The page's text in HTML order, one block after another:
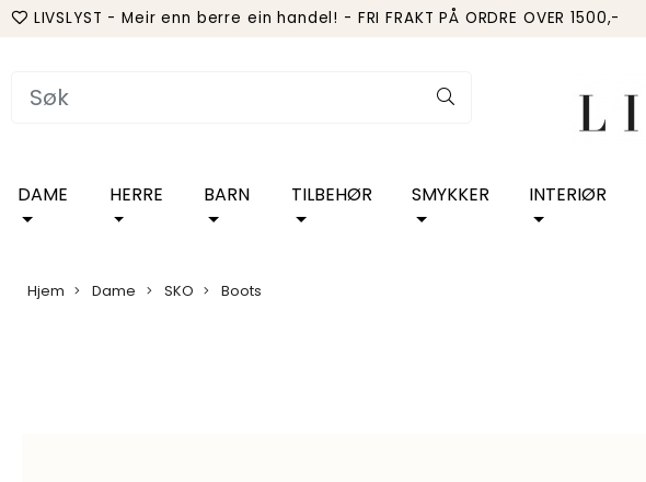
LIVSLYST - Meir enn berre ein handel! - FRI FRAKT PÅ ORDRE OVER 1500,-
DAME HERRE BARN TILBEHØR SMYKKER INTERIØR
Hjem Dame SKO Boots